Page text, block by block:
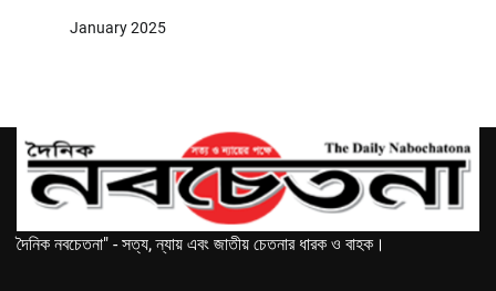
January 2025
দৈনিক নবচেতনা" - সত্য, ন্যায় এবং জাতীয় চেতনার ধারক ও বাহক।